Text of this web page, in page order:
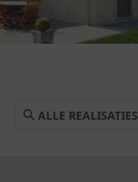
ALLE REALISATIES